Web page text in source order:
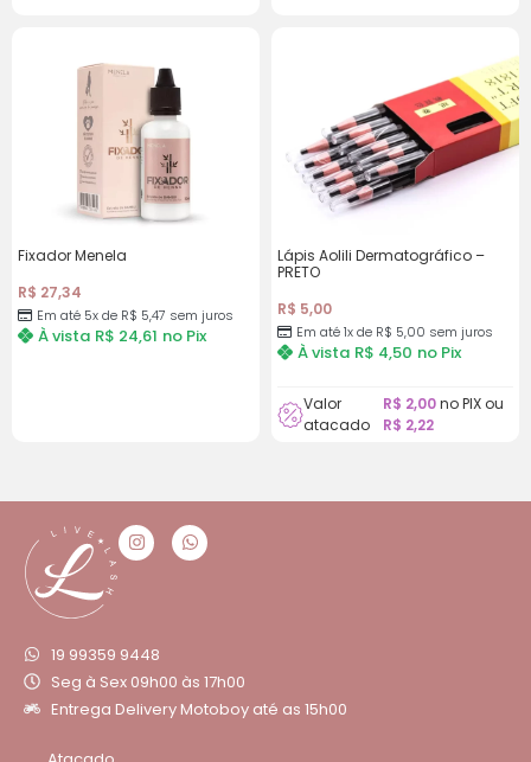
Fixador Menela
R$ 27,34
Em até 5x de R$ 5,47 sem juros
À vista R$ 24,61 no Pix
Lápis Aolili Dermatográfico –
PRETO
R$ 5,00
Em até 1x de R$ 5,00 sem juros
À vista R$ 4,50 no Pix
Valor
atacado
R$ 2,00no PIX ou
R$ 2,22
19 99359 9448
Seg à Sex 09h00 às 17h00
Entrega Delivery Motoboy até as 15h00